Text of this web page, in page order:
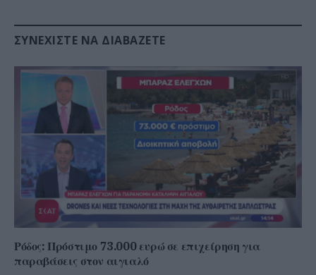
ΣΥΝΕΧΊΣΤΕ ΝΑ ΔΙΑΒΆΖΕΤΕ
Ρόδος: Πρόστιμο 73.000 ευρώ σε επιχείρηση για
παραβάσεις στον αιγιαλό